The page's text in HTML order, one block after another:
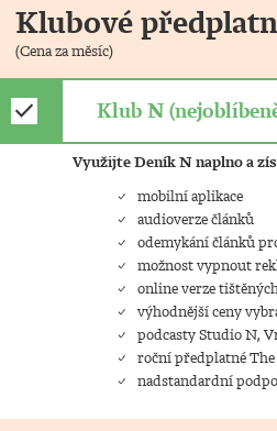
Klubové
(Cena za měsíc)
check Klub N
Využijte Deník N naplno a
mobilní aplikace
audioverze článků
odemykání článků
možnost vypnout
online verze
výhodnější ceny
podcasty Studio N,
roční předplatné
nadstandardní